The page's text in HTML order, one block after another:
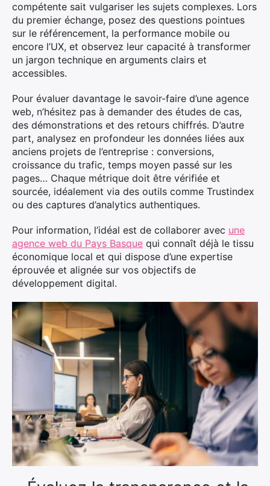
compétente sait vulgariser les sujets complexes. Lors
du premier échange, posez des questions pointues
sur le référencement, la performance mobile ou
encore l’UX, et observez leur capacité à transformer
un jargon technique en arguments clairs et
accessibles.
Pour évaluer davantage le savoir-faire d’une agence
web, n’hésitez pas à demander des études de cas,
des démonstrations et des retours chiffrés. D’autre
part, analysez en profondeur les données liées aux
anciens projets de l’entreprise : conversions,
croissance du trafic, temps moyen passé sur les
pages… Chaque métrique doit être vérifiée et
sourcée, idéalement via des outils comme Trustindex
ou des captures d’analytics authentiques.
Pour information, l’idéal est de collaborer avec une
agence web du Pays Basque qui connaît déjà le tissu
économique local et qui dispose d’une expertise
éprouvée et alignée sur vos objectifs de
développement digital.
×